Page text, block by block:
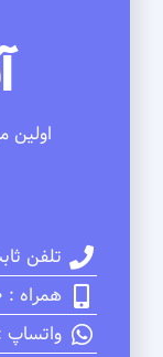
اولین
تلفن ثابت:
همراه : 09001200490
واتساپ :